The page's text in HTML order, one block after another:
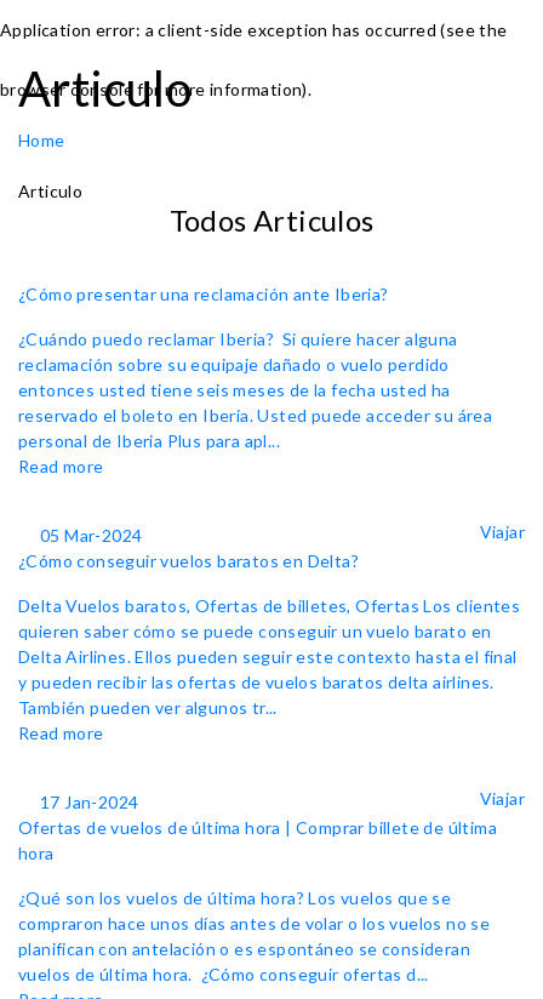
Application error: a client-side exception has occurred (see the
browser console for more information).
Articulo
Home
Articulo
Todos Articulos
¿Cómo presentar una reclamación ante Iberia?
¿Cuándo puedo reclamar Iberia? Si quiere hacer alguna
reclamación sobre su equipaje dañado o vuelo perdido
entonces usted tiene seis meses de la fecha usted ha
reservado el boleto en Iberia. Usted puede acceder su área
personal de Iberia Plus para apl...
Read more
05 Mar-2024
Viajar
¿Cómo conseguir vuelos baratos en Delta?
Delta Vuelos baratos, Ofertas de billetes, Ofertas Los clientes
quieren saber cómo se puede conseguir un vuelo barato en
Delta Airlines. Ellos pueden seguir este contexto hasta el final
y pueden recibir las ofertas de vuelos baratos delta airlines.
También pueden ver algunos tr...
Read more
17 Jan-2024
Viajar
Ofertas de vuelos de última hora | Comprar billete de última
hora
¿Qué son los vuelos de última hora? Los vuelos que se
compraron hace unos días antes de volar o los vuelos no se
planifican con antelación o es espontáneo se consideran
vuelos de última hora. ¿Cómo conseguir ofertas d...